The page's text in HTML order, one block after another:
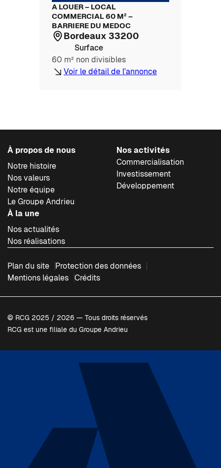
A LOUER – LOCAL
COMMERCIAL 60 M² –
BARRIERE DU MEDOC
Bordeaux 33200
Surface
60 m² non divisibles
Voir le détail de l'annonce
À propos de nous
Notre histoire
Nos valeurs
Notre équipe
Le Groupe Andrieu
Nos activités
Commercialisation
Investissement
Développement
À la une
Nos actualités
Nos réalisations
Plan du site
Protection des données
Mentions légales Crédits
© RCG 2025 / 2026 — Tous droits réservés
RCG est une filiale du Groupe Andrieu